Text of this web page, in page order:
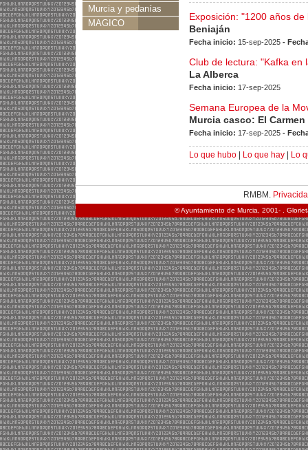
Murcia y pedanías
MAGICO
Exposición: "1200 años
Beniaján
Fecha inicio: 15-sep-2025 -
Club de lectura: "Kafka en
La Alberca
Fecha inicio: 17-sep-2025
Semana Europea de la
Murcia casco: El Carmen
Fecha inicio: 17-sep-2025 -
Lo que hubo Lo que hay Lo
RMBM.
© Ayuntamiento de Murcia, 2001- .